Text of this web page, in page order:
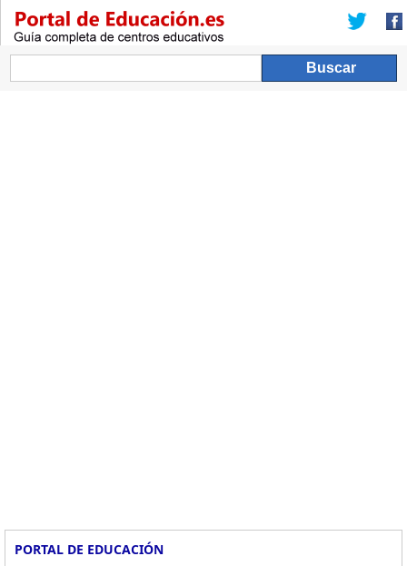
PORTAL DE EDUCACIÓN